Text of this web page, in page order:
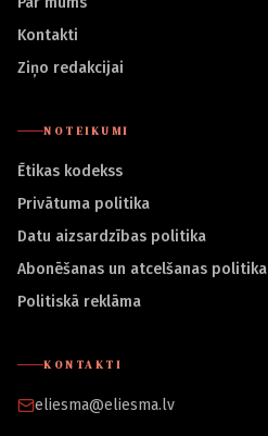
Kontakti
Ziņo redakcijai
NOTEIKUMI
Ētikas kodekss
Privātuma politika
Datu aizsardzības politika
Abonēšanas un atcelšanas politika
Politiskā reklāma
KONTAKTI
eliesma@eliesma.lv